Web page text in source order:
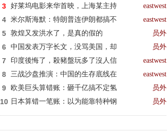
3 好莱坞电影来华首映，上海某主持 eastwest
4 米尔斯海默：特朗普连伊朗都搞不 eastwest
5 敦煌又发洪水了，是真的假的 员外
6 中国发表万字长文，没骂美国，却 员外
7 印度後悔了，殺豬盤玩多了沒人信 eastwest
8 三战沙盘推演：中国的生存底线在 eastwest
9 欧美巨头算错账：砸千亿搞不定氢 员外
10 日本算错一笔账：以为能靠特种钢 员外